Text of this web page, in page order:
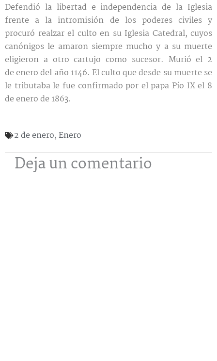
Defendió la libertad e independencia de la Iglesia
frente a la intromisión de los poderes civiles y
procuró realzar el culto en su Iglesia Catedral, cuyos
canónigos le amaron siempre mucho y a su muerte
eligieron a otro cartujo como sucesor. Murió el 2
de enero del año 1146. El culto que desde su muerte se
le tributaba le fue confirmado por el papa Pío IX el 8
de enero de 1863.
2 de enero,Enero
Deja un comentario